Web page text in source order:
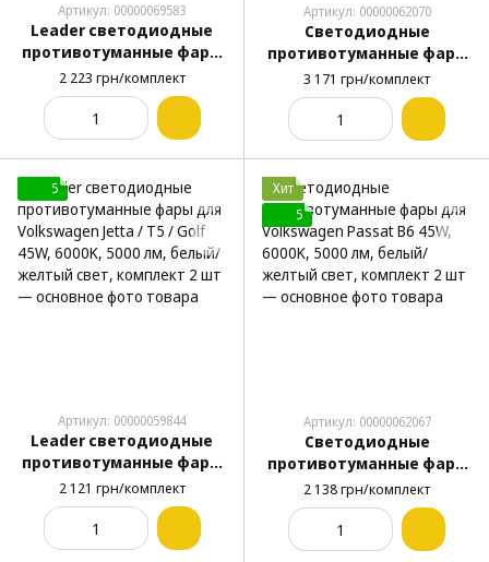
Артикул: 00000069583
Leader светодиодные
противотуманные фары
для Skoda Octavia A5
рестайлинг 2008-2013
45W, комплект 2 шт
2 223 грн/комплект
Артикул: 00000062070
Светодиодные
противотуманные фары
для Toyota 3.5″ 45W,
белый/желтый свет, DRL,
3000K–6000K, комплект 2
шт
3 171 грн/комплект
5
Артикул: 00000059844
Leader светодиодные
противотуманные фары
для Volkswagen Jetta / T5
/ Golf 45W, 6000K, 5000 лм,
белый/желтый свет,
комплект 2 шт
2 121 грн/комплект
Хит
5
Артикул: 00000062067
Светодиодные
противотуманные фары
для Volkswagen Passat B6
45W, 6000K, 5000 лм,
белый/желтый свет,
комплект 2 шт
2 138 грн/комплект